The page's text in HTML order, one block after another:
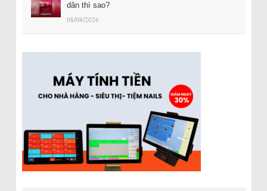
dân thì sao?
08/08/2026